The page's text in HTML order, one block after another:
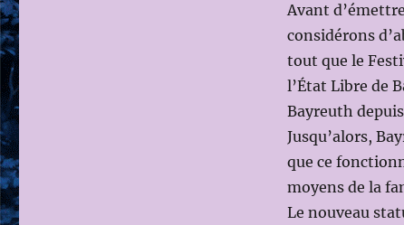
Avant
considérons
tout que le
l’État Libre de
Bayreuth
Jusqu’alors,
que ce
moyens de la
Le nouveau